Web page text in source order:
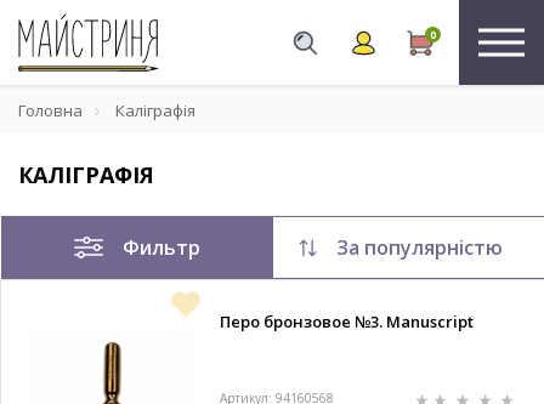
0
Головна Каліграфія
КАЛІГРАФІЯ
Фильтр За популярністю
Перо бронзовое №3. Manuscript
Артикул: 94160568